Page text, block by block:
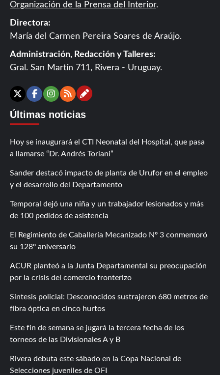
Organización de la Prensa del Interior.
Directora:
María del Carmen Pereira Soares de Araújo.
Administración, Redacción y Talleres:
Gral. San Martín 711, Rivera - Uruguay.
X Facebook
Instagram
RSSContáctanos
Últimas noticias
Hoy se inaugurará el CTI Neonatal del Hospital, que pasa
a llamarse “Dr. Andrés Toriani”
Sander destacó impacto de planta de Urufor en el empleo
y el desarrollo del Departamento
Temporal dejó una niña y un trabajador lesionados y más
de 100 pedidos de asistencia
El Regimiento de Caballería Mecanizado Nº 3 conmemoró
su 128º aniversario
ACUR planteó a la Junta Departamental su preocupación
por la crisis del comercio fronterizo
Síntesis policial: Desconocidos sustrajeron 680 metros de
fibra óptica en cinco hurtos
Este fin de semana se jugará la tercera fecha de los
torneos de las Divisionales A y B
Rivera debuta este sábado en la Copa Nacional de
Selecciones juveniles de OFI